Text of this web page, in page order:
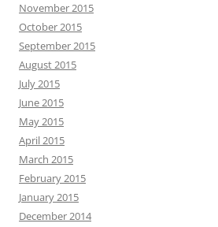
November 2015
October 2015
September 2015
August 2015
July 2015
June 2015
May 2015
April 2015
March 2015
February 2015
January 2015
December 2014